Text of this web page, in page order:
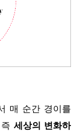
매 순간 경이를
세상의 변화하